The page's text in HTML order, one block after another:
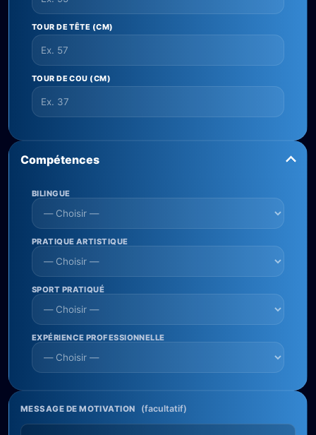
TOUR DE TÊTE (CM)
TOUR DE COU (CM)
Compétences
BILINGUE
PRATIQUE ARTISTIQUE
SPORT PRATIQUÉ
EXPÉRIENCE PROFESSIONNELLE
MESSAGE DE MOTIVATION (facultatif)